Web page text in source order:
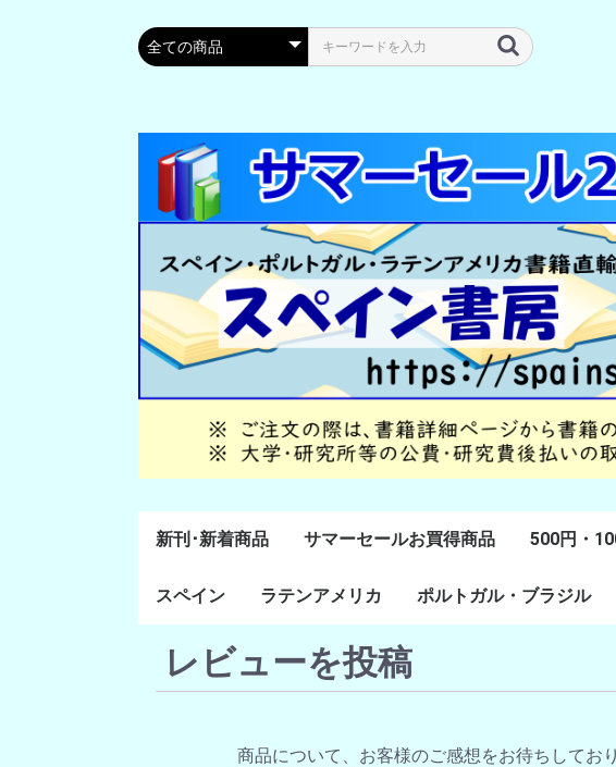
新刊･新着商品 サマーセールお買得商品 500円・
スペイン
通史・全般
８～１５世紀
１６～１８世紀
１８世紀末～２０世紀
前半
20世紀後半以降
ラテンアメリカ
ラテン・アメリカ全般
メキシコ研究
中米・カリブ研究
キューバ研究
南米諸国
ペルー研究
チリ研究
アルゼンチン研究
ポルトガル・ブラジル
レビューを投稿
商品について、お客様のご感想をお待ちしており